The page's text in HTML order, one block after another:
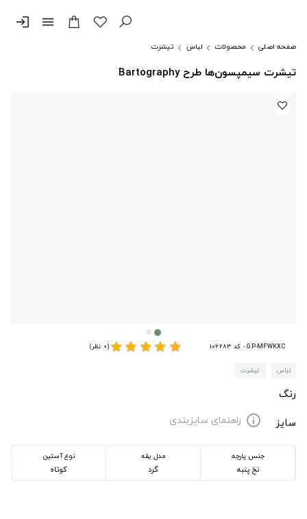
menu
login
صفحه اصلی محصولات لباس تیشرت
تیشرت سیمپسون‌ها طرح Bartography
GP-MFWKXC - کد 106283 star
star
star
star
star(0 نظر)
لباس تیشرت
رنگ
سایز
info راهنمای سایزبندی
جنس پارچه
نخ پنبه
مدل یقه
گرد
نوع آستین
کوتاه